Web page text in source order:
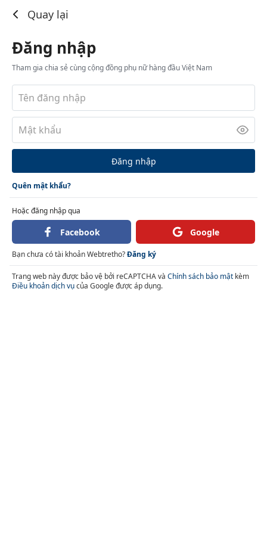
Quay lại
Đăng nhập
Tham gia chia sẻ cùng cộng đồng phụ nữ hàng đầu Việt Nam
Đăng nhập
Quên mật khẩu?
Hoặc đăng nhập qua
Facebook Google
Bạn chưa có tài khoản Webtretho?Đăng ký
Trang web này được bảo vệ bởi reCAPTCHA và Chính sách bảo mật kèm
Điều khoản dịch vụcủa Google được áp dụng.